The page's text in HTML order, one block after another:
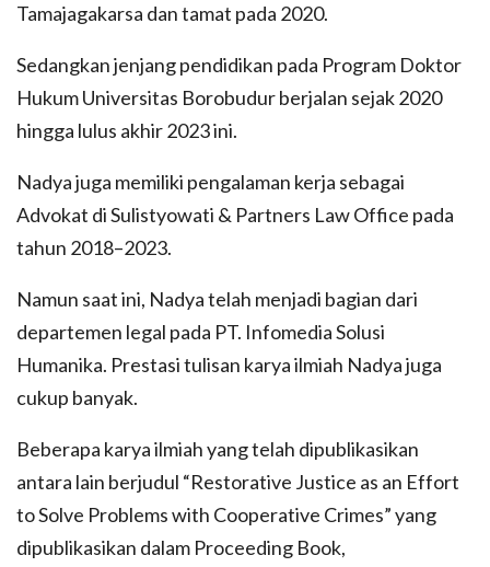
Tamajagakarsa dan tamat pada 2020.
Sedangkan jenjang pendidikan pada Program Doktor
Hukum Universitas Borobudur berjalan sejak 2020
hingga lulus akhir 2023 ini.
Nadya juga memiliki pengalaman kerja sebagai
Advokat di Sulistyowati & Partners Law Office pada
tahun 2018–2023.
Namun saat ini, Nadya telah menjadi bagian dari
departemen legal pada PT. Infomedia Solusi
Humanika. Prestasi tulisan karya ilmiah Nadya juga
cukup banyak.
Beberapa karya ilmiah yang telah dipublikasikan
antara lain berjudul “Restorative Justice as an Effort
to Solve Problems with Cooperative Crimes” yang
dipublikasikan dalam Proceeding Book,